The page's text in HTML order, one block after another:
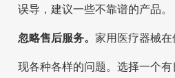
误导，建议一些不靠谱的产品。
忽略售后服务。 家用医疗器械
现各种各样的问题。选择一个有